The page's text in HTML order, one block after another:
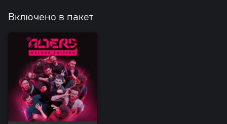
Включено в пакет